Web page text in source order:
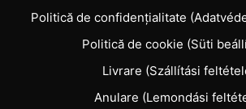
Politică de confidențialitate
Politică de cookie (Süti
Livrare (Szállítási
Anulare (Lemondási